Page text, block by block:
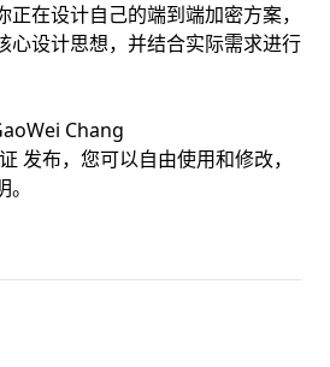
在设计自己的端到端加密方案，
心设计思想，并结合实际需求进行
Chang
发布，您可以自由使用和修改，